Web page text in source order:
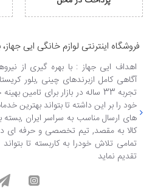
فروشگاه اینترنتی لوازم خانگی ایی
اهداف ایی جهاز : با بهره گیری از
آگاهی کامل ازبرندهای چینی ,بلور
تجربه 33 ساله در بازار برای
خود را بر این داشته تا بتواند بهترین
های ارسال مناسب به سراسر ایران
کالا به مقصد, تیم تخصصی و حرفه ای
تمامی تلاش خودرا به کاربسته تا
تقدیم نماید